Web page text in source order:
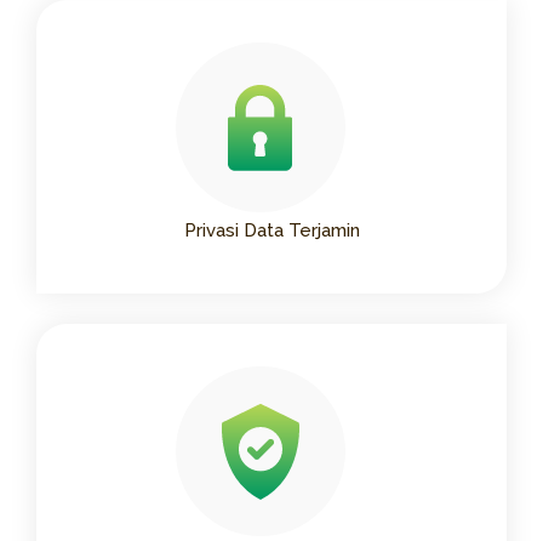
Privasi Data Terjamin